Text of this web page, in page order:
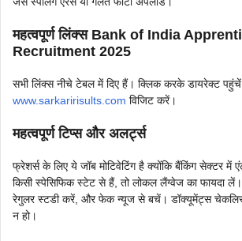
महत्वपूर्ण लिंक्स Bank of India
Recruitment 2025
सभी लिंक्स नीचे टेबल में दिए हैं। क्लिक करके डायरेक्ट
www.sarkaririsults.com विजिट करें।
महत्वपूर्ण टिप्स और अलर्ट्स
फ्रेशर्स के लिए ये जॉब मोटिवेटिंग है क्योंकि बैंकिंग सेक्टर में
किसी स्पेसिफिक स्टेट से हैं, तो लोकल लैंग्वेज का फायदा लें।
रेगुलर स्टडी करें, और फेक न्यूज से बचें। डॉक्यूमेंट्स
न हो।